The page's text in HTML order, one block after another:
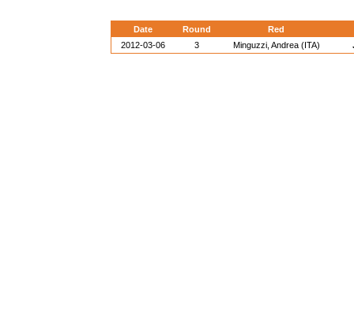
Date Round
Red
2012-03-06
3 Minguzzi, Andrea (ITA)